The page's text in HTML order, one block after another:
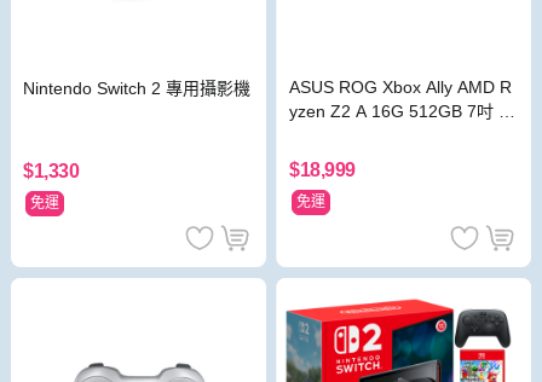
Nintendo Switch 2 專用攝影機
$1,330
免運
ASUS ROG Xbox Ally AMD R
yzen Z2 A 16G 512GB 7吋 F
$18,999
免運